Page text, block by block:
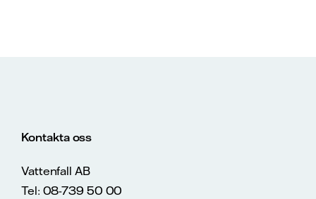
Kontakta oss
Vattenfall AB
Tel: 08-739 50 00